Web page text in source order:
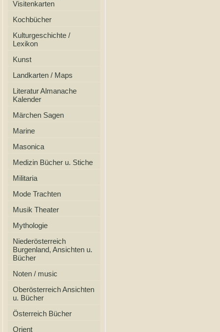
Visitenkarten
Kochbücher
Kulturgeschichte /
Lexikon
Kunst
Landkarten / Maps
Literatur Almanache
Kalender
Märchen Sagen
Marine
Masonica
Medizin Bücher u. Stiche
Militaria
Mode Trachten
Musik Theater
Mythologie
Niederösterreich
Burgenland, Ansichten u.
Bücher
Noten / music
Oberösterreich Ansichten
u. Bücher
Österreich Bücher
Orient